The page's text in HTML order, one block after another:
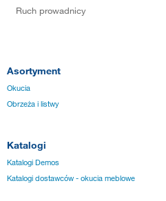
Ruch prowadnicy
Asortyment
Okucia
Obrzeża i listwy
Katalogi
Katalogi Demos
Katalogi dostawców - okucia meblowe